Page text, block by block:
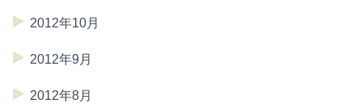
2012年10月
2012年9月
2012年8月